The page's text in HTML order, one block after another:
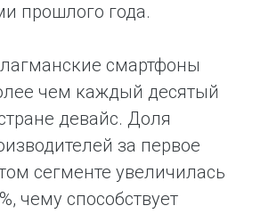
прошлого года.
смартфоны
чем каждый десятый
девайс. Доля
за первое
сегменте увеличилась
чему способствует